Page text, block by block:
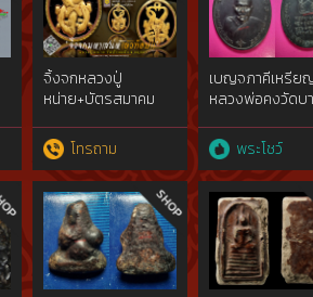
จิ้งจกหลวงปู่
หน่าย+บัตรสมาคม
โทรถาม
เบญจภาคีเหรีย
หลวงพ่อคงวัดบ
จ.สมุทรสงคราม เ
ทองแดงรมดำ
show}ภาพแชมป์
เหรียญนิยม
พระโชว์